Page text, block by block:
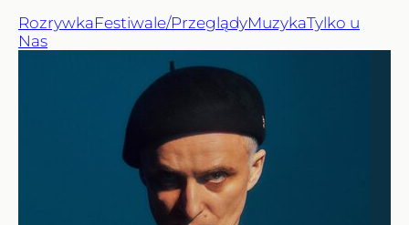
RozrywkaFestiwale/PrzeglądyMuzykaTylko u
Nas